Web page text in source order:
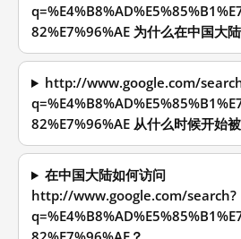
82%E7%96%AE 为什么在中国大
http://www.google.com/
82%E7%96%AE 从什么时候开始
在中国大陆如何访问
http://www.google.com/search?